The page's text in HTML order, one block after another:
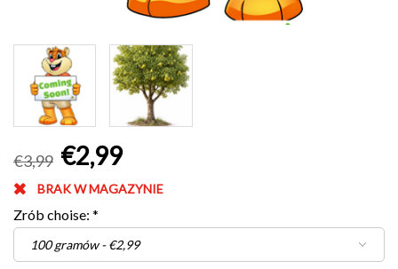
€3,99 €2,99
BRAK W MAGAZYNIE
Zrób choise: *